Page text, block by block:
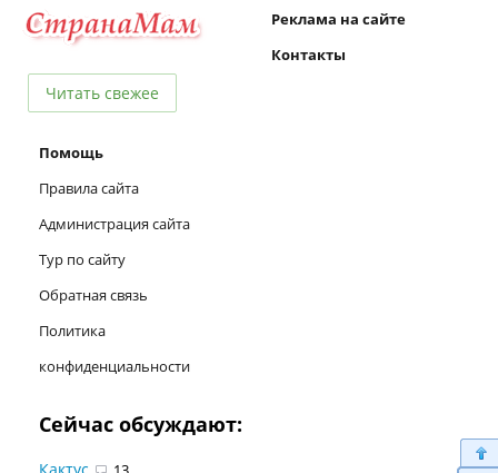
Читать свежее
Реклама на сайте
Контакты
Помощь
Правила сайта
Администрация сайта
Тур по сайту
Обратная связь
Политика
конфиденциальности
Сейчас обсуждают: